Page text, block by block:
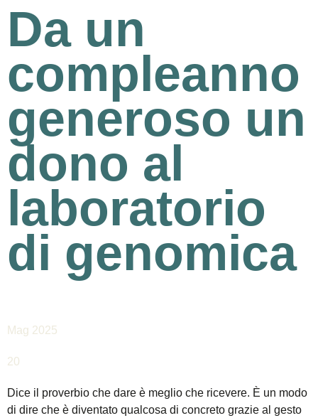
Da un
compleanno
generoso un
dono al
laboratorio
di genomica
Mag 2025
20
Dice il proverbio che dare è meglio che ricevere. È un modo
di dire che è diventato qualcosa di concreto grazie al gesto